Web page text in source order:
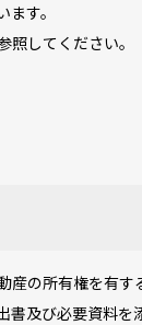
す。
してください。
産の所有権を有す
書及び必要資料を